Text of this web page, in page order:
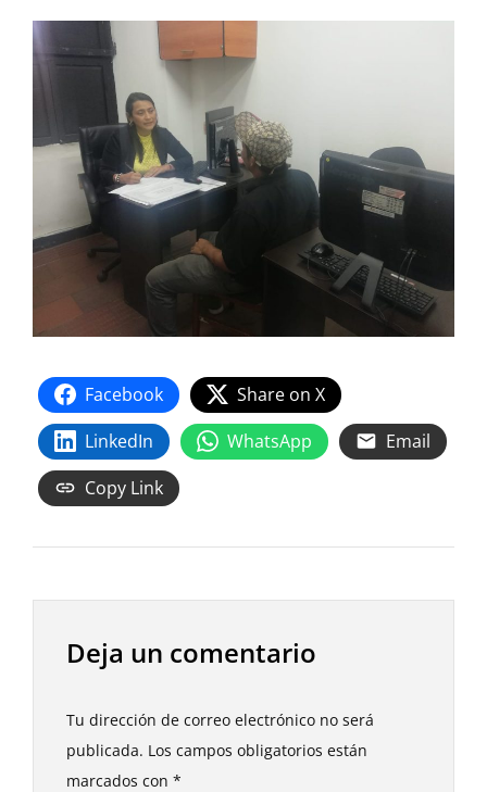
Facebook
Share on X
LinkedIn
WhatsApp
Email
Copy Link
Deja un comentario
Tu dirección de correo electrónico no será
publicada. Los campos obligatorios están
marcados con *